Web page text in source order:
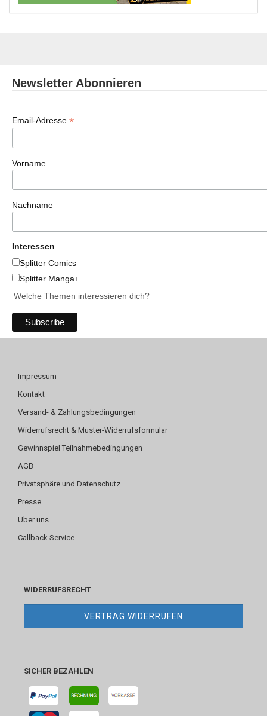
Newsletter Abonnieren
Email-Adresse *
Vorname
Nachname
Interessen
Splitter Comics
Splitter Manga+
Welche Themen interessieren dich?
Impressum
Kontakt
Versand- & Zahlungsbedingungen
Widerrufsrecht & Muster-Widerrufsformular
Gewinnspiel Teilnahmebedingungen
AGB
Privatsphäre und Datenschutz
Presse
Über uns
Callback Service
WIDERRUFSRECHT
VERTRAG WIDERRUFEN
SICHER BEZAHLEN